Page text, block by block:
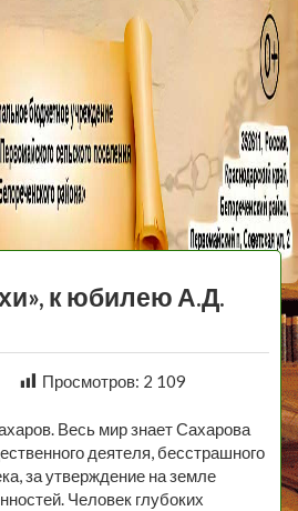
к юбилею А.Д.
Просмотров: 2 109
Весь мир знает Сахарова
деятеля, бесстрашного
за утверждение на земле
Человек глубоких